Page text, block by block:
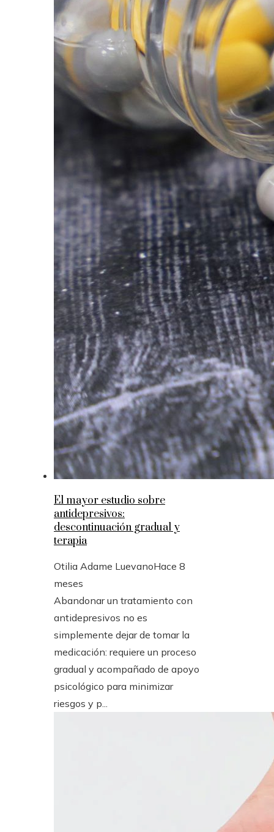
El mayor estudio sobre
antidepresivos:
descontinuación gradual y
terapia
Otilia Adame LuevanoHace 8
meses
Abandonar un tratamiento con
antidepresivos no es
simplemente dejar de tomar la
medicación: requiere un proceso
gradual y acompañado de apoyo
psicológico para minimizar
riesgos y p...